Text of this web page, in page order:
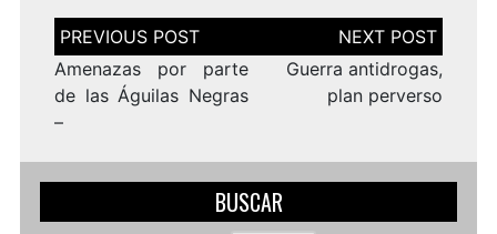
Navegación
de
entradas
Amenazas por parte
de las Águilas Negras
–
Guerra antidrogas,
plan perverso
BUSCAR